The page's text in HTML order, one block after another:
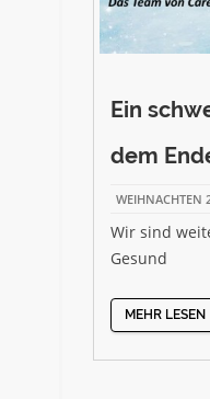
Ein
dem
WEIHNACHTEN
Wir sind
Gesund
MEHR LESEN